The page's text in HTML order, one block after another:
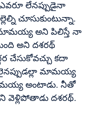
లేనప్పుడైనా
చూసుకుంటున్నా.
మామయ్య అని పిలిస్తే నా
అని దశరథ్
చేసుకోవచ్చు కదా
మామయ్య
అంటాడు. నీతో
వెళ్లిపోతాడు దశరథ్.